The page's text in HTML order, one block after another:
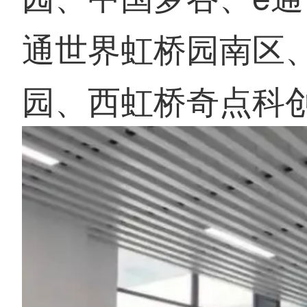
通世界虹桥园南区
园、西虹桥奇点科